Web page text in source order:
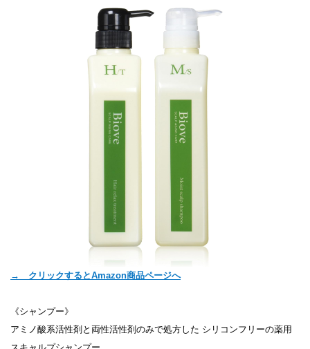
→ クリックするとAmazon商品ページへ
《シャンプー》
アミノ酸系活性剤と両性活性剤のみで処方した シリコンフリーの薬用